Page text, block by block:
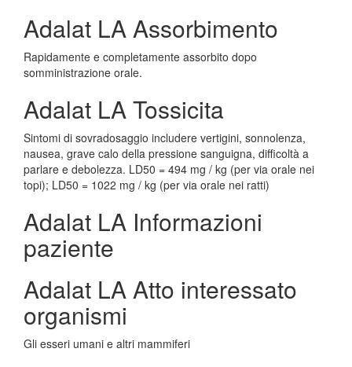
Adalat LA Assorbimento
Rapidamente e completamente assorbito dopo
somministrazione orale.
Adalat LA Tossicita
Sintomi di sovradosaggio includere vertigini, sonnolenza,
nausea, grave calo della pressione sanguigna, difficoltà a
parlare e debolezza. LD50 = 494 mg / kg (per via orale nei
topi); LD50 = 1022 mg / kg (per via orale nei ratti)
Adalat LA Informazioni
paziente
Adalat LA Atto interessato
organismi
Gli esseri umani e altri mammiferi